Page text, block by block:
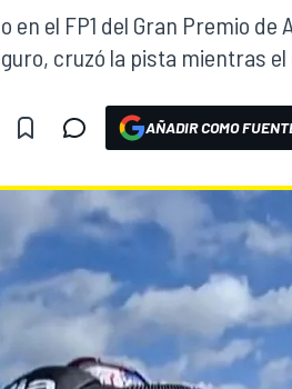
el FP1 del Gran Premio de
cruzó la pista mientras el
AÑADIR COMO